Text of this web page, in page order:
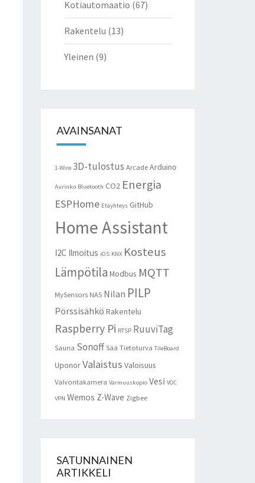
Kotiautomaatio (67)
Rakentelu (13)
Yleinen (9)
AVAINSANAT
1-Wire 3D-tulostus Arcade Arduino
Aurinko Bluetooth CO2 Energia
ESPHome Etäyhteys GitHub
Home Assistant
I2C Ilmoitus iOS KNX Kosteus
Lämpötila Modbus MQTT
MySensors NAS Nilan PILP
Pörssisähkö Rakentelu
Raspberry Pi RTSP RuuviTag
Sauna Sonoff Sää Tietoturva TileBoard
UponorValaistus Valoisuus
Valvontakamera Varmuuskopio Vesi VOC
VPN Wemos Z-Wave Zigbee
SATUNNAINEN
ARTIKKELI